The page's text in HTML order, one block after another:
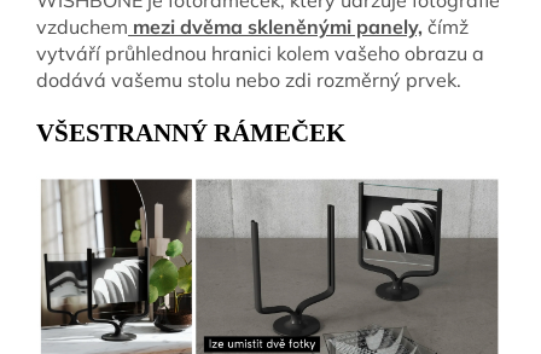
vzduchem mezi dvěma skleněnými panely, čímž
vytváří průhlednou hranici kolem vašeho obrazu a
dodává vašemu stolu nebo zdi rozměrný prvek.
VŠESTRANNÝ RÁMEČEK